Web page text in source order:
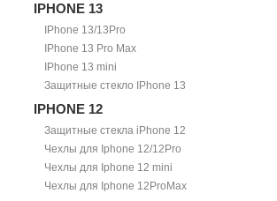
IPHONE 13
IPhone 13/13Pro
IPhone 13 Pro Max
IPhone 13 mini
Защитные стекло IPhone 13
IPHONE 12
Защитные стекла iPhone 12
Чехлы для Iphone 12/12Pro
Чехлы для Iphone 12 mini
Чехлы для Iphone 12ProMax